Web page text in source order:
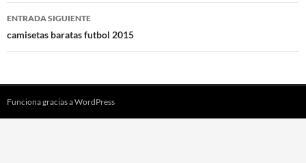
entradas
ENTRADA SIGUIENTE
camisetas baratas futbol 2015
Funciona gracias a WordPress